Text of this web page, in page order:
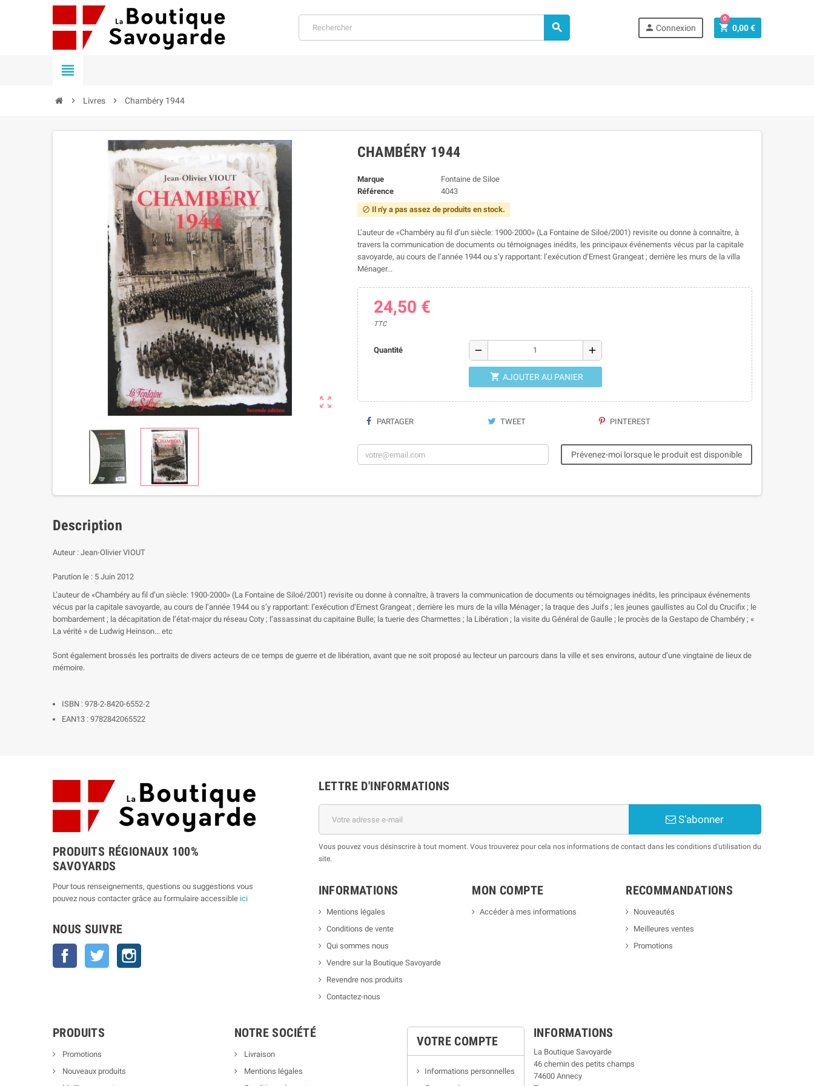
  Connexion  0,00 €
0

 Livres  Chambéry 1944

CHAMBÉRY 1944
Marque
Fontaine de Siloe
Référence
4043
 Il n'y a pas assez de produits en stock.
L’auteur de «Chambéry au fil d’un siècle: 1900-2000» (La Fontaine de Siloé/2001) revisite ou donne à connaître, à
travers la communication de documents ou témoignages inédits, les principaux événements vécus par la capitale
savoyarde, au cours de l’année 1944 ou s’y rapportant: l’exécution d’Ernest Grangeat ; derrière les murs de la villa
Ménager...
24,50 €
TTC
Quantité remove add
 AJOUTER AU PANIER
PARTAGER TWEET PINTEREST
Prévenez-moi lorsque le produit est disponible
Description
Auteur : Jean-Olivier VIOUT
Parution le : 5 Juin 2012
L’auteur de «Chambéry au fil d’un siècle: 1900-2000» (La Fontaine de Siloé/2001) revisite ou donne à connaître, à travers la communication de documents ou témoignages inédits, les principaux événements
vécus par la capitale savoyarde, au cours de l’année 1944 ou s’y rapportant: l’exécution d’Ernest Grangeat ; derrière les murs de la villa Ménager ; la traque des Juifs ; les jeunes gaullistes au Col du Crucifix ; le
bombardement ; la décapitation de l’état-major du réseau Coty ; l’assassinat du capitaine Bulle; la tuerie des Charmettes ; la Libération ; la visite du Général de Gaulle ; le procès de la Gestapo de Chambéry ; «
La vérité » de Ludwig Heinson... etc
Sont également brossés les portraits de divers acteurs de ce temps de guerre et de libération, avant que ne soit proposé au lecteur un parcours dans la ville et ses environs, autour d’une vingtaine de lieux de
mémoire.
ISBN : 978-2-8420-6552-2
EAN13 : 9782842065522
PRODUITS RÉGIONAUX 100%
SAVOYARDS
Pour tous renseignements, questions ou suggestions vous
pouvez nous contacter grâce au formulaire accessible ici
NOUS SUIVRE
Facebook Twitter
LETTRE D'INFORMATIONS
S’abonner
Vous pouvez vous désinscrire à tout moment. Vous trouverez pour cela nos informations de contact dans les conditions d'utilisation du
site.
INFORMATIONS
Mentions légales
Conditions de vente
Qui sommes nous
Vendre sur la Boutique Savoyarde
Revendre nos produits
Contactez-nous
MON COMPTE
Accéder à mes informations
RECOMMANDATIONS
Nouveautés
Meilleures ventes
Promotions
PRODUITS
Promotions
Nouveaux produits
NOTRE SOCIÉTÉ
Livraison
Mentions légales
VOTRE COMPTE
Informations personnelles
INFORMATIONS
La Boutique Savoyarde
46 chemin des petits champs
74600 Annecy